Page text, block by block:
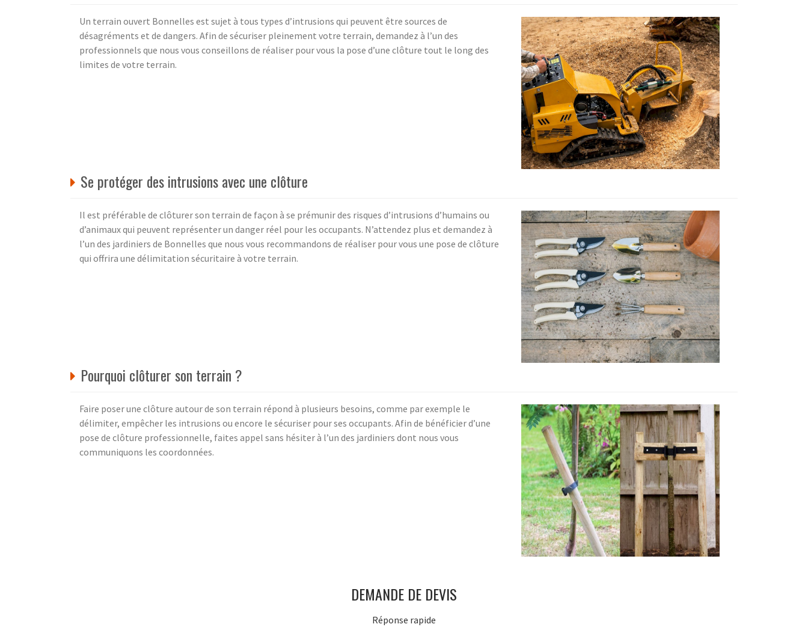
Un terrain ouvert Bonnelles est sujet à tous types d’intrusions qui peuvent être sources de
désagréments et de dangers. Afin de sécuriser pleinement votre terrain, demandez à l’un des
professionnels que nous vous conseillons de réaliser pour vous la pose d’une clôture tout le long des
limites de votre terrain.
Se protéger des intrusions avec une clôture
Il est préférable de clôturer son terrain de façon à se prémunir des risques d’intrusions d’humains ou
d’animaux qui peuvent représenter un danger réel pour les occupants. N’attendez plus et demandez à
l’un des jardiniers de Bonnelles que nous vous recommandons de réaliser pour vous une pose de clôture
qui offrira une délimitation sécuritaire à votre terrain.
Pourquoi clôturer son terrain ?
Faire poser une clôture autour de son terrain répond à plusieurs besoins, comme par exemple le
délimiter, empêcher les intrusions ou encore le sécuriser pour ses occupants. Afin de bénéficier d’une
pose de clôture professionnelle, faites appel sans hésiter à l’un des jardiniers dont nous vous
communiquons les coordonnées.
DEMANDE DE DEVIS
Réponse rapide